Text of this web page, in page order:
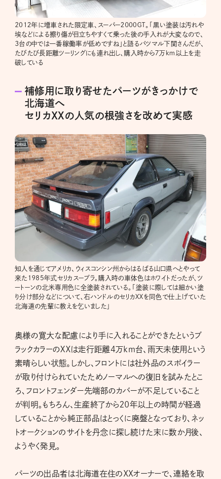
2012年に増車された限定車、スーパー2000GT。「黒い塗装は汚れや
埃などによる擦り傷が目立ちやすくて乗った後の手入れが大変なので、
3台の中では一番稼働率が低めですね」と語るバツマル下関さんだが、
たびたび長距離ツーリングにも連れ出し、購入時から7万km以上を走
破している
補修用に取り寄せたパーツがきっかけで
北海道へ
セリカXXの人気の根強さを改めて実感
知人を通じてアメリカ、ウィスコンシン州からはるばる山口県へとやって
来た1985年式セリカスープラ。購入時の車体色はホワイトだったが、ツ
ートーンの北米専用色に全塗装されている。「塗装に際しては細かい塗
り分け部分などについて、右ハンドルのセリカXXを同色で仕上げていた
北海道の先輩に教えを乞いました」
奥様の寛大な配慮により手に入れることができたというブ
ラックカラーのXXは走行距離4万km台、雨天未使用という
素晴らしい状態。しかし、フロントには社外品のスポイラー
が取り付けられていたためノーマルへの復旧を試みたとこ
ろ、フロントフェンダー先端部のカバーが不足していること
が判明。もちろん、生産終了から20年以上の時間が経過
していることから純正部品はとっくに廃盤となっており、ネッ
トオークションのサイトを丹念に探し続けた末に数か月後、
ようやく発見。
パーツの出品者は北海道在住のXXオーナーで、連絡を取